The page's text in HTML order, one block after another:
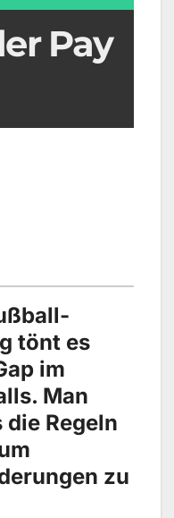
Pay
tönt es
im
Man
Regeln
zu